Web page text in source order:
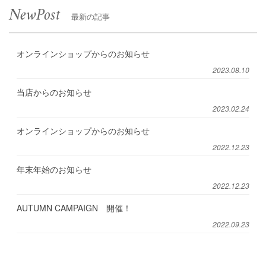
NewPost 最新の記事
オンラインショップからのお知らせ
2023.08.10
当店からのお知らせ
2023.02.24
オンラインショップからのお知らせ
2022.12.23
年末年始のお知らせ
2022.12.23
AUTUMN CAMPAIGN 開催！
2022.09.23